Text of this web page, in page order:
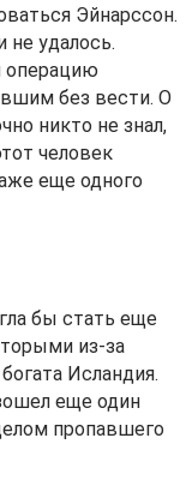
Эйнарссон.
не удалось.
операцию
без вести. О
никто не знал,
человек
еще одного
бы стать еще
из-за
Исландия.
еще один
пропавшего